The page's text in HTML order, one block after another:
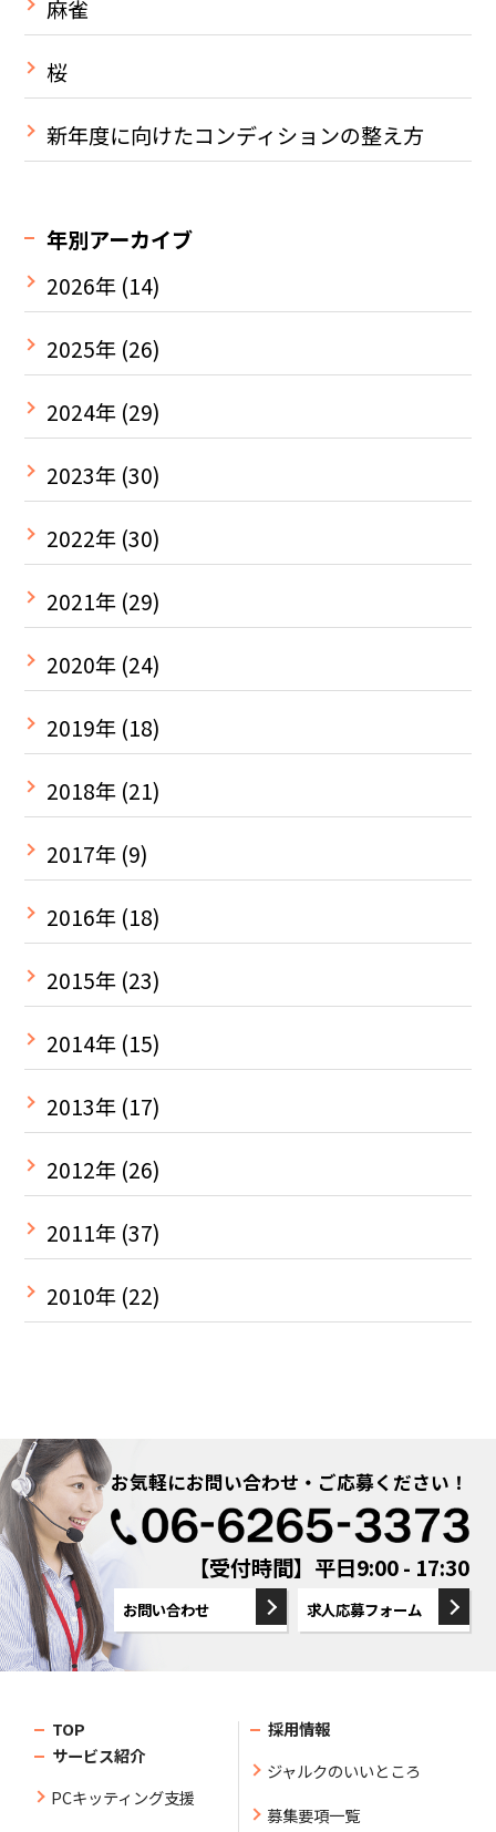
麻雀
桜
新年度に向けたコンディションの整え方
年別アーカイブ
2026年 (14)
2025年 (26)
2024年 (29)
2023年 (30)
2022年 (30)
2021年 (29)
2020年 (24)
2019年 (18)
2018年 (21)
2017年 (9)
2016年 (18)
2015年 (23)
2014年 (15)
2013年 (17)
2012年 (26)
2011年 (37)
2010年 (22)
お気軽にお問い合わせ・ご応募ください！
【受付時間】平日9:00 - 17:30
お問い合わせ 求人応募フォーム
TOP
サービス紹介
PCキッティング支援
採用情報
ジャルクのいいところ
募集要項一覧